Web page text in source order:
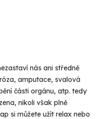
nás ani středně
amputace, svalová
části orgánu, atp. tedy
nikoli však plně
si můžete užít relax nebo